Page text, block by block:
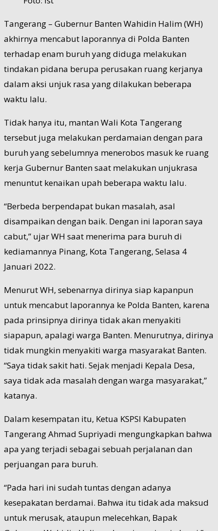
Tangerang – Gubernur Banten Wahidin Halim (WH)
akhirnya mencabut laporannya di Polda Banten
terhadap enam buruh yang diduga melakukan
tindakan pidana berupa perusakan ruang kerjanya
dalam aksi unjuk rasa yang dilakukan beberapa
waktu lalu.
Tidak hanya itu, mantan Wali Kota Tangerang
tersebut juga melakukan perdamaian dengan para
buruh yang sebelumnya menerobos masuk ke ruang
kerja Gubernur Banten saat melakukan unjukrasa
menuntut kenaikan upah beberapa waktu lalu.
“Berbeda berpendapat bukan masalah, asal
disampaikan dengan baik. Dengan ini laporan saya
cabut,” ujar WH saat menerima para buruh di
kediamannya Pinang, Kota Tangerang, Selasa 4
Januari 2022.
Menurut WH, sebenarnya dirinya siap kapanpun
untuk mencabut laporannya ke Polda Banten, karena
pada prinsipnya dirinya tidak akan menyakiti
siapapun, apalagi warga Banten. Menurutnya, dirinya
tidak mungkin menyakiti warga masyarakat Banten.
“Saya tidak sakit hati. Sejak menjadi Kepala Desa,
saya tidak ada masalah dengan warga masyarakat,”
katanya.
Dalam kesempatan itu, Ketua KSPSI Kabupaten
Tangerang Ahmad Supriyadi mengungkapkan bahwa
apa yang terjadi sebagai sebuah perjalanan dan
perjuangan para buruh.
“Pada hari ini sudah tuntas dengan adanya
kesepakatan berdamai. Bahwa itu tidak ada maksud
untuk merusak, ataupun melecehkan, Bapak